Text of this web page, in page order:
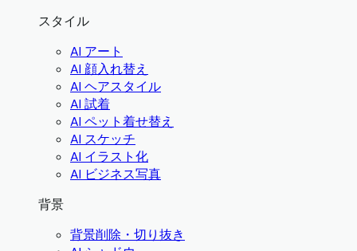
スタイル
AI アート
AI 顔入れ替え
AI ヘアスタイル
AI 試着
AI ペット着せ替え
AI スケッチ
AI イラスト化
AI ビジネス写真
背景
背景削除・切り抜き